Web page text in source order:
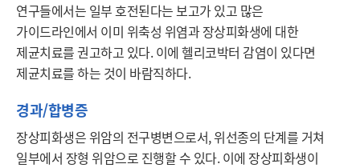
연구들에서는 일부 호전된다는 보고가 있고 많은
가이드라인에서 이미 위축성 위염과 장상피화생에 대한
제균치료를 권고하고 있다. 이에 헬리코박터 감염이 있다면
제균치료를 하는 것이 바람직하다.
경과/합병증
장상피화생은 위암의 전구병변으로서, 위선종의 단계를 거쳐
일부에서 장형 위암으로 진행할 수 있다. 이에 장상피화생이